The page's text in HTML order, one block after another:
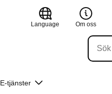
Language Om oss
E-tjänster